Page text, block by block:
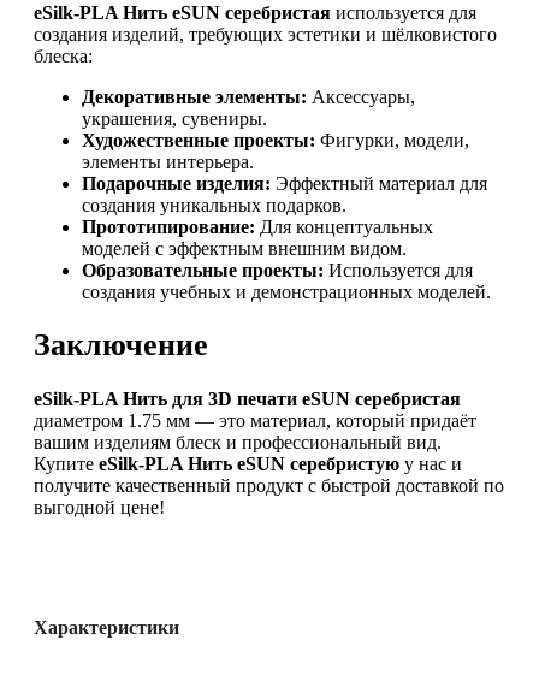
eSilk-PLA Нить eSUN серебристая используется для
создания изделий, требующих эстетики и шёлковистого
блеска:
Декоративные элементы: Аксессуары,
украшения, сувениры.
Художественные проекты: Фигурки, модели,
элементы интерьера.
Подарочные изделия: Эффектный материал для
создания уникальных подарков.
Прототипирование: Для концептуальных
моделей с эффектным внешним видом.
Образовательные проекты: Используется для
создания учебных и демонстрационных моделей.
Заключение
eSilk-PLA Нить для 3D печати eSUN серебристая
диаметром 1.75 мм — это материал, который придаёт
вашим изделиям блеск и профессиональный вид.
Купите eSilk-PLA Нить eSUN серебристую у нас и
получите качественный продукт с быстрой доставкой по
выгодной цене!
Характеристики